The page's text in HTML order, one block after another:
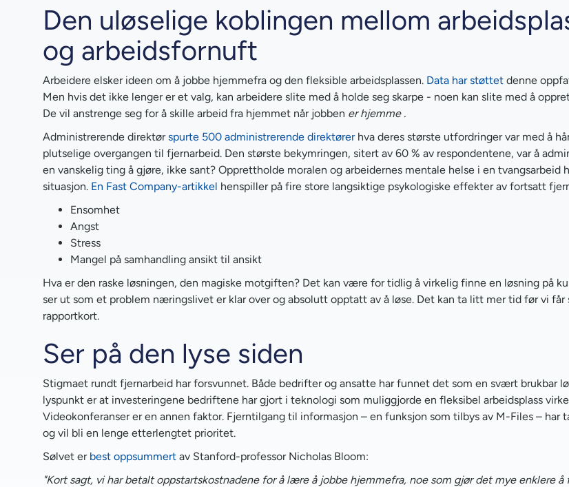
Den uløselige koblingen mellom
og arbeidsfornuft
Arbeidere elsker ideen om å jobbe hjemmefra og den fleksible arbeidsplassen. Data har støttet denne
Men hvis det ikke lenger er et valg, kan arbeidere slite med å holde seg skarpe - noen kan slite med å
De vil anstrenge seg for å skille arbeid fra hjemmet når jobben er hjemme .
Administrerende direktørspurte 500 administrerende direktørerhva deres største utfordringer var med å
plutselige overgangen til fjernarbeid. Den største bekymringen, sitert av 60 % av respondentene, var å
en vanskelig ting å gjøre, ikke sant? Opprettholde moralen og arbeidernes mentale helse i en tvangsarbeid
situasjon. En Fast Company-artikkel henspiller på fire store langsiktige psykologiske effekter av fortsatt
Ensomhet
Angst
Stress
Mangel på samhandling ansikt til ansikt
Hva er den raske løsningen, den magiske motgiften? Det kan være for tidlig å virkelig finne en løsning på
ser ut som et problem næringslivet er klar over og absolutt opptatt av å løse. Det kan ta litt mer tid før vi får
rapportkort.
Ser på den lyse siden
Stigmaet rundt fjernarbeid har forsvunnet. Både bedrifter og ansatte har funnet det som en svært brukbar
lyspunkt er at investeringene bedriftene har gjort i teknologi som muliggjorde en fleksibel arbeidsplass
Videokonferanser er en annen faktor. Fjerntilgang til informasjon – en funksjon som tilbys av M-Files – har
og vil bli en lenge etterlengtet prioritet.
Sølvet er best oppsummert av Stanford-professor Nicholas Bloom:
"Kort sagt, vi har betalt oppstartskostnadene for å lære å jobbe hjemmefra, noe som gjør det mye enklere å